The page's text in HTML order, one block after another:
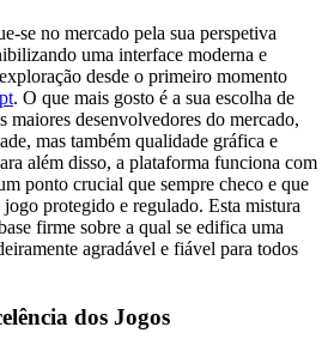
se no mercado pela sua perspetiva
uma interface moderna e
desde o primeiro momento
. O que mais gosto é a sua escolha de
desenvolvedores do mercado,
mas também qualidade gráfica e
além disso, a plataforma funciona com
ponto crucial que sempre checo e que
protegido e regulado. Esta mistura
firme sobre a qual se edifica uma
agradável e fiável para todos
dos Jogos